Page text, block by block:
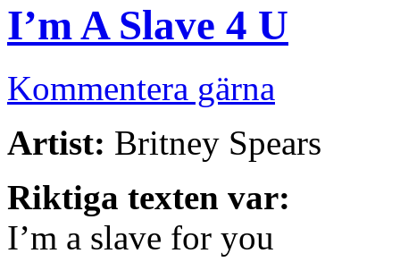
I’m A Slave 4 U
Kommentera gärna
Artist: Britney Spears
Riktiga texten var:
I’m a slave for you